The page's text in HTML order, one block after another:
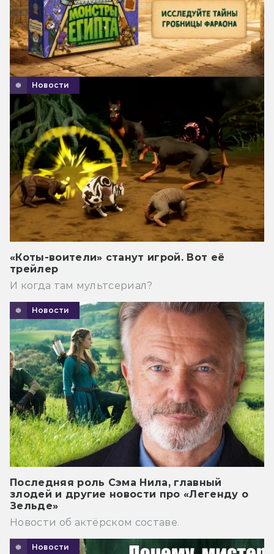
Новости
«Коты-воители» станут игрой. Вот её
трейлер
И когда там мультсериал?
Новости
Последняя роль Сэма Нила, главный
злодей и другие новости про «Легенду о
Зельде»
Новости об актёрском составе.
Новости